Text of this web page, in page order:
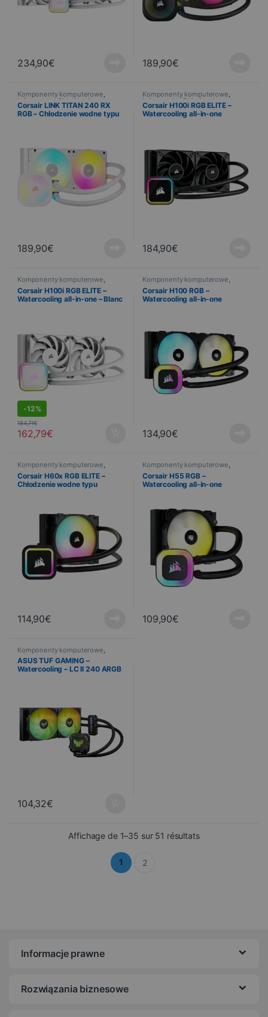
234,90€ 189,90€
Komponenty komputerowe,
Informatyka,Chłodzenie
Corsair LINK TITAN 240 RX
RGB – Chłodzenie wodne typu
189,90€
Komponenty komputerowe,
Informatyka , Chłodzenie
Corsair H100i RGB ELITE –
Watercooling all-in-one
184,90€
Komponenty komputerowe,
Informatyka , PROMOTIONS
Chłodzenie
Corsair H100i RGB ELITE –
Watercooling all-in-one – Blanc
-12%
162,79€
184,71€
Komponenty komputerowe,
Informatyka , Chłodzenie
Corsair H100 RGB –
Watercooling all-in-one
134,90€
Komponenty komputerowe,
Informatyka ,Chłodzenie
Corsair H60x RGB ELITE –
Chłodzenie wodne typu
114,90€
Komponenty komputerowe,
Informatyka,Chłodzenie
Corsair H55 RGB –
Watercooling all-in-one
109,90€
Komponenty komputerowe
Informatyka ,Chłodzenie
ASUS TUF GAMING –
Watercooling – LC II 240 ARGB
104,32€
Affichage de 1–35 sur 51 résultatsTrié du plus
1 2
Informacje prawne
Rozwiązania biznesowe